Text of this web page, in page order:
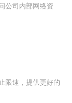
公司内部网络资
限速，提供更好的